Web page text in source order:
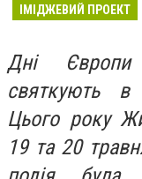
ІМІДЖЕВИЙ ПРОЕКТ
Дні Європи
святкують в
Цього року
19 та 20